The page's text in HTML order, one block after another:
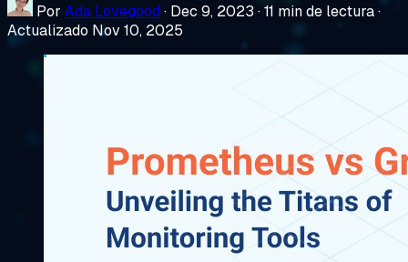
Por Ada Lovegood · Dec 9, 2023 ·11 min de lectura·
Actualizado Nov 10, 2025